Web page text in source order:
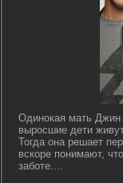
Одинокая мать Джин
выросшие дети
Тогда она решает
вскоре понимают,
заботе....